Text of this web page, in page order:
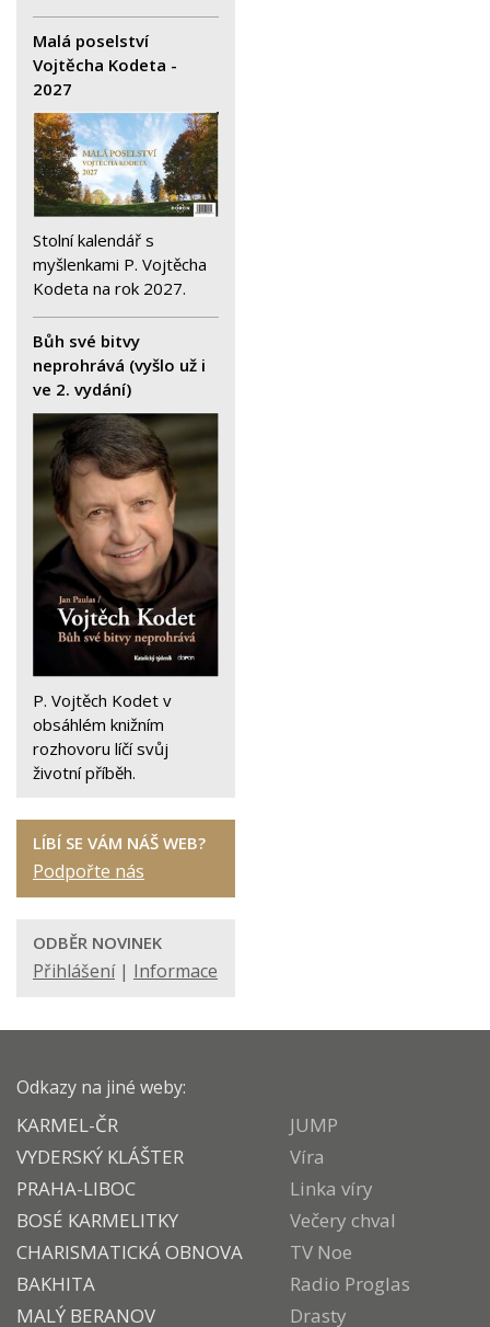
Malá poselství
Vojtěcha Kodeta -
2027
Stolní kalendář s
myšlenkami P. Vojtěcha
Kodeta na rok 2027.
Bůh své bitvy
neprohrává (vyšlo už i
ve 2. vydání)
P. Vojtěch Kodet v
obsáhlém knižním
rozhovoru líčí svůj
životní příběh.
LÍBÍ SE VÁM NÁŠ WEB?
Podpořte nás
ODBĚR NOVINEK
Přihlášení| Informace
Odkazy na jiné weby:
KARMEL-ČR
VYDERSKÝ KLÁŠTER
PRAHA-LIBOC
BOSÉ KARMELITKY
CHARISMATICKÁ OBNOVA
BAKHITA
MALÝ BERANOV
JUMP
Víra
Linka víry
Večery chval
TV Noe
Radio Proglas
Drasty